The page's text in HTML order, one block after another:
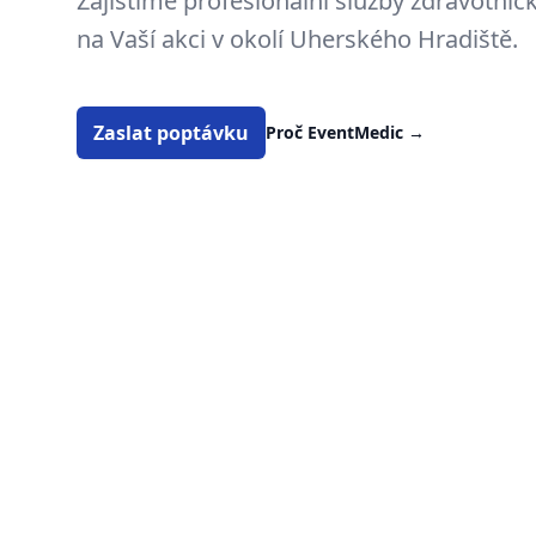
na Vaší akci v okolí Uherského Hradiště.
Zaslat poptávku Proč EventMedic →